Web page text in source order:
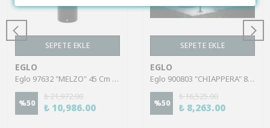
SEPETE EKLE
EGLO
Eglo 97632 "MELZO" 45 Cm Yüksekliğinde Alüminyum Döküm Dış Mekan Bahçe Aydınlatması Direk Ip65
%50
₺ 21,972.00
₺ 10,986.00
SEPETE EKLE
EGLO
Eglo 900803 "CHIAPPERA" 80 Cm Yüksekliğinde Çelik Dış Mekan Bahçe Aydınlatması Direk Ip65
%50
₺ 16,525.00
₺ 8,263.00